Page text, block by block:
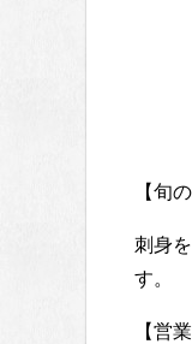
【旬
刺身
す。
【営